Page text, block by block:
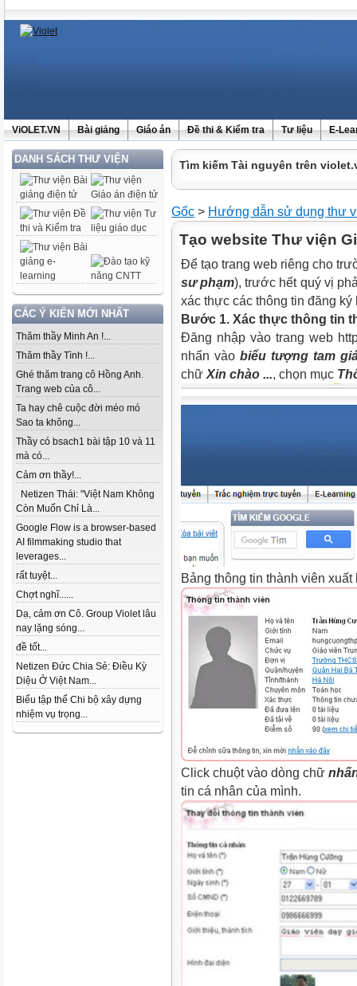
ViOLET.VN Bài giảng Giáo án Đề thi & Kiểm tra Tư liệu E-
DANH SÁCH THƯ VIỆN
CÁC Ý KIẾN MỚI NHẤT
Thăm thầy Minh An !...
Thăm thầy Tình !...
Ghé thăm trang cô Hồng Anh.
Trang web của cô...
Ta hay chê cuộc đời méo mó
Sao ta không...
Thầy có bsach1 bài tập 10 và 11
mà có...
Cảm ơn thầy!...
Netizen Thái: "Việt Nam Không
Còn Muốn Chỉ Là...
Google Flow is a browser-based
AI filmmaking studio that
leverages...
rất tuyệt...
Chợt nghĩ......
Dạ, cảm ơn Cô. Group Violet lâu
nay lặng sóng...
đề tốt...
Netizen Đức Chia Sẻ: Điều Kỳ
Diệu Ở Việt Nam...
Biểu tập thể Chi bộ xây dựng
nhiệm vụ trọng...
Tìm kiếm Tài nguyên trên
Gốc > Hướng dẫn sử dụng thư
Tạo website Thư viện
Để tạo trang web riêng cho
sư phạm), trước hết quý vị
xác thực các thông tin đăng ký
Bước 1. Xác thực thông tin
Đăng nhập vào trang web
nhấn vào biểu tượng tam
chữ Xin chào ..., chọn mục
Bảng thông tin thành viên xuất
Click chuột vào dòng chữ
tin cá nhân của mình.